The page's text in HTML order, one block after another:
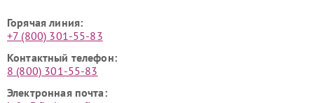
Горячая линия:
+7 (800) 301-55-83
Контактный телефон:
8 (800) 301-55-83
Электронная почта: